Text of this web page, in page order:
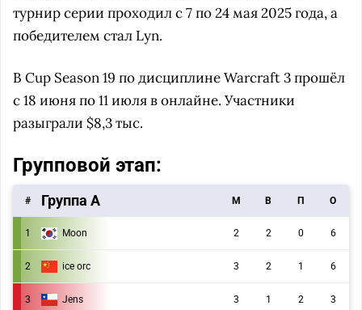
турнир серии проходил с 7 по 24 мая 2025 года, а
победителем стал Lyn.
B Cup Season 19 по дисциплине Warcraft 3 прошёл
с 18 июня по 11 июля в онлайне. Участники
разыграли $8,3 тыс.
Групповой этап:
# Группа A M В П О
1 Moon 2 2 0 6
2 ice orc 3 2 1 6
3 Jens 3 1 2 3